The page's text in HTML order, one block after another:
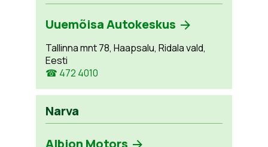
Uuemõisa Autokeskus
Tallinna mnt 78, Haapsalu, Ridala vald,
Eesti
☎ 472 4010
Narva
Albion Motors